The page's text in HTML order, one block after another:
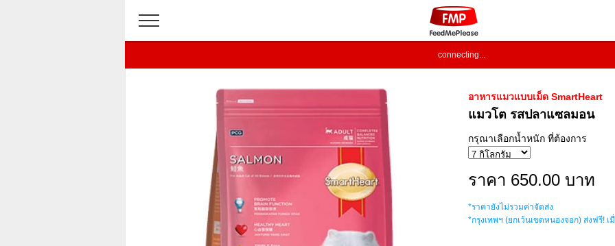
connecting...
อาหารแมวแบบเม็ด SmartHeart
แมวโต รสปลาแซลมอน
กรุณาเลือกน้ำหนัก ที่ต้องการ
ราคา 650.00 บาท
*ราคายังไม่รวมค่าจัดส่ง
*กรุงเทพฯ (ยกเว้นเขตหนองจอก) ส่งฟรี!